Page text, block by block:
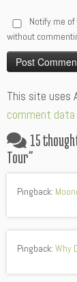
Notify me
without
This site uses
comment data
15
Tour”
Pingback:
Pingback: Why